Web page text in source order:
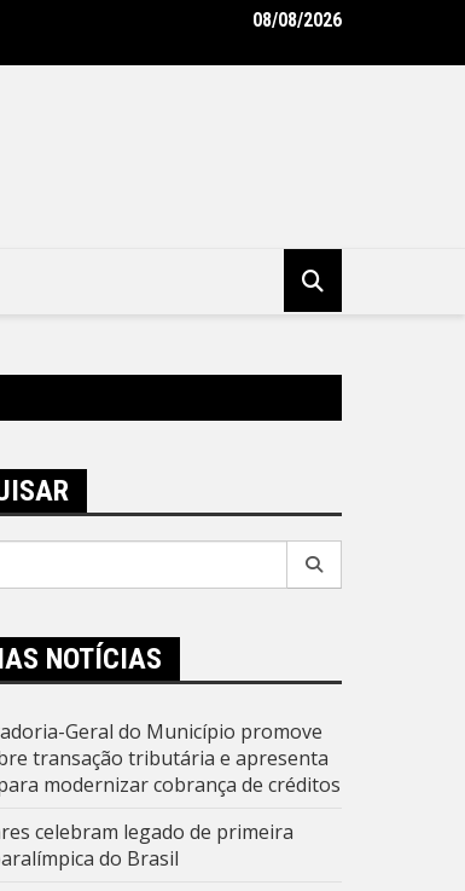
da Avenida Almirante Ary Parreiras entram na reta
08/08/2026
NOTÍCIAS
Geral do Município promove
transação tributária e apresenta
modernizar cobrança de créditos
celebram legado de primeira
do Brasil